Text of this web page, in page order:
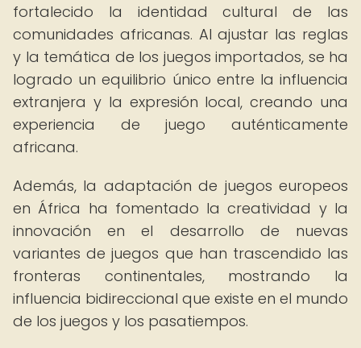
fortalecido la identidad cultural de las
comunidades africanas. Al ajustar las reglas
y la temática de los juegos importados, se ha
logrado un equilibrio único entre la influencia
extranjera y la expresión local, creando una
experiencia de juego auténticamente
africana.
Además, la adaptación de juegos europeos
en África ha fomentado la creatividad y la
innovación en el desarrollo de nuevas
variantes de juegos que han trascendido las
fronteras continentales, mostrando la
influencia bidireccional que existe en el mundo
de los juegos y los pasatiempos.